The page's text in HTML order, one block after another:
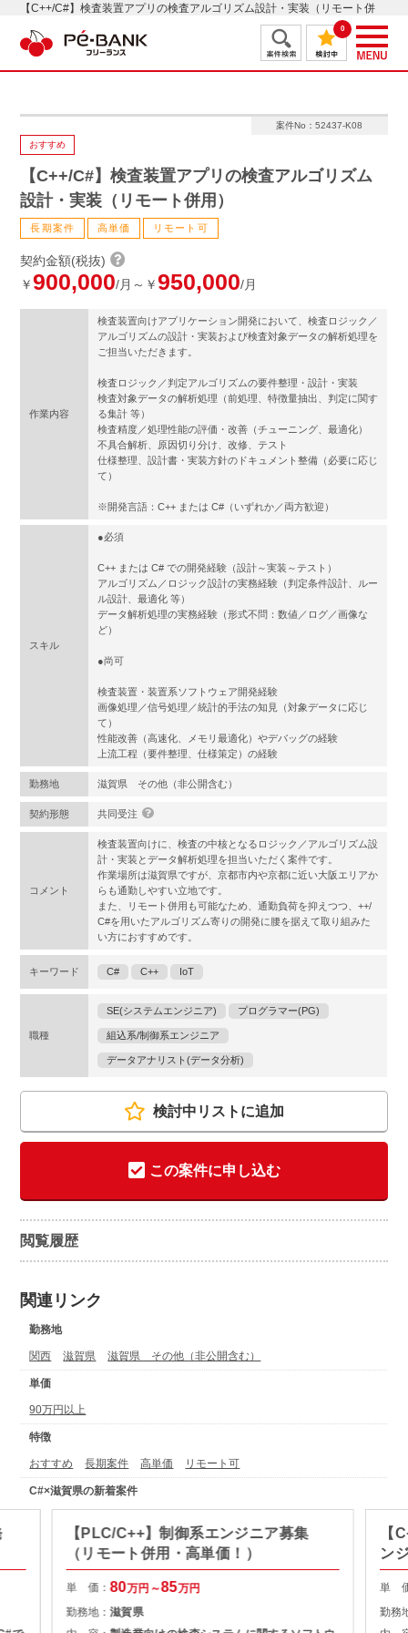
【C++/C#】検査装置アプリの検査アルゴリズム設計・実装（リモート併
0
案件No：52437-K08
おすすめ
【C++/C#】検査装置アプリの検査アルゴリズム
設計・実装（リモート併用）
長期案件 高単価 リモート可
契約金額(税抜)
￥900,000/月～￥950,000/月
作業内容
検査装置向けアプリケーション開発において、検査ロジック／
アルゴリズムの設計・実装および検査対象データの解析処理を
ご担当いただきます。
検査ロジック／判定アルゴリズムの要件整理・設計・実装
検査対象データの解析処理（前処理、特徴量抽出、判定に関す
る集計 等）
検査精度／処理性能の評価・改善（チューニング、最適化）
不具合解析、原因切り分け、改修、テスト
仕様整理、設計書・実装方針のドキュメント整備（必要に応じ
て）
※開発言語：C++ または C#（いずれか／両方歓迎）
スキル
●必須
C++ または C# での開発経験（設計～実装～テスト）
アルゴリズム／ロジック設計の実務経験（判定条件設計、ルー
ル設計、最適化 等）
データ解析処理の実務経験（形式不問：数値／ログ／画像な
ど）
●尚可
検査装置・装置系ソフトウェア開発経験
画像処理／信号処理／統計的手法の知見（対象データに応じ
て）
性能改善（高速化、メモリ最適化）やデバッグの経験
上流工程（要件整理、仕様策定）の経験
勤務地 滋賀県 その他（非公開含む）
契約形態 共同受注
コメント
検査装置向けに、検査の中核となるロジック／アルゴリズム設
計・実装とデータ解析処理を担当いただく案件です。
作業場所は滋賀県ですが、京都市内や京都に近い大阪エリアか
らも通勤しやすい立地です。
また、リモート併用も可能なため、通勤負荷を抑えつつ、++/
C#を用いたアルゴリズム寄りの開発に腰を据えて取り組みた
い方におすすめです。
キーワード C# C++ IoT
職種
SE(システムエンジニア) プログラマー(PG)
組込系/制御系エンジニア
データアナリスト(データ分析)
検討中リストに追加
この案件に申し込む
閲覧履歴
関連リンク
勤務地
関西 滋賀県 滋賀県 その他（非公開含む）
単価
90万円以上
特徴
おすすめ 長期案件 高単価 リモート可
C#×滋賀県の新着案件
【PLC/C++】制御系エンジニア募集
（リモート併用・高単価！）
単 価：80万円～85万円
勤務地：滋賀県
【
ン
価
単
勤務